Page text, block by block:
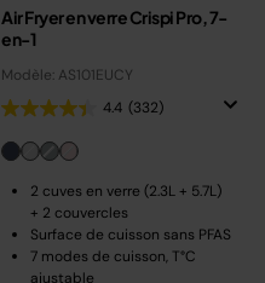
Air Fryer en verre Crispi Pro, 7-
en-1
Modèle: AS101EUCY
4.4 (332)
2 cuves en verre (2.3L + 5.7L)
+ 2 couvercles
Surface de cuisson sans PFAS
7 modes de cuisson, T°C
ajustable